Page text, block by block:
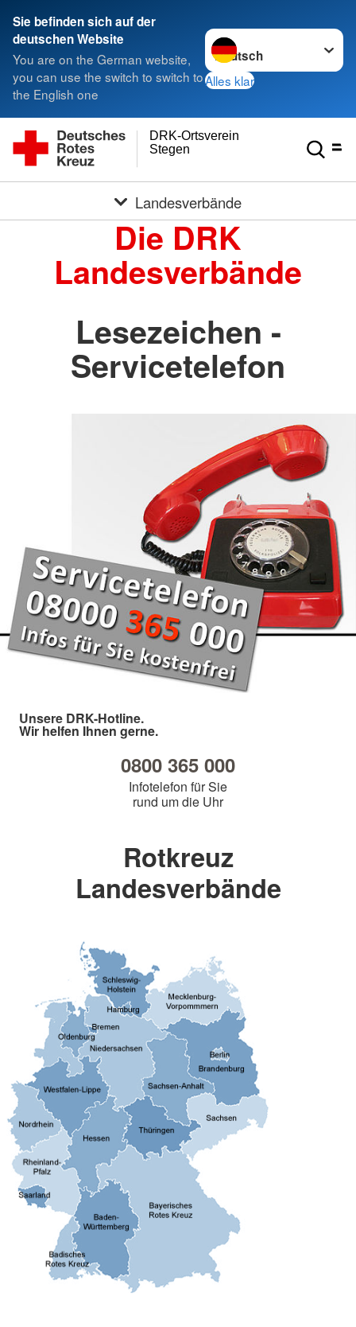
Sie befinden sich auf der
deutschen Website
You are on the German website,
you can use the switch to switch to
the English one
Sprache wechseln zu
Alles klar
Stegen
DRK-Ortsverein
Landesverbände
Die DRK
Landesverbände
Lesezeichen -
Servicetelefon
Unsere DRK-Hotline.
Wir helfen Ihnen gerne.
0800 365 000
Infotelefon für Sie
rund um die Uhr
Rotkreuz
Landesverbände